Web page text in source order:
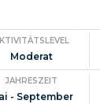
Moderat
JAHRESZEIT
- September